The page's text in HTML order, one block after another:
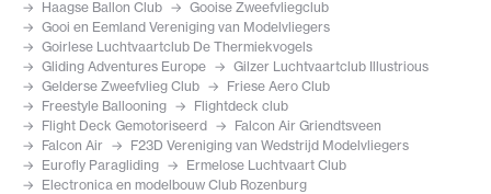
Haagse Ballon Club
Gooise Zweefvliegclub
Gooi en Eemland Vereniging van Modelvliegers
Goirlese Luchtvaartclub De Thermiekvogels
Gliding Adventures Europe
Gilzer Luchtvaartclub Illustrious
Gelderse Zweefvlieg Club
Friese Aero Club
Freestyle Ballooning
Flightdeck club
Flight Deck Gemotoriseerd
Falcon Air Griendtsveen
Falcon Air
F23D Vereniging van Wedstrijd Modelvliegers
Eurofly Paragliding
Ermelose Luchtvaart Club
Electronica en modelbouw Club Rozenburg